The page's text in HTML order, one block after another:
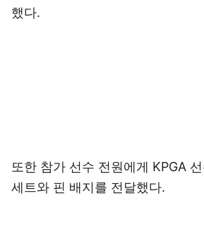
했다.
또한 참가 선수 전원에게 KPGA
세트와 핀 배지를 전달했다.